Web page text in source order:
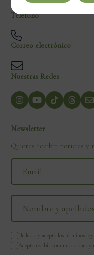
Teléfono
Correo electrónico
Nuestras Redes
Newsletter
Quieres recibir noticias y
He leído y acepto los términos
Acepto recibir comunicaciones y